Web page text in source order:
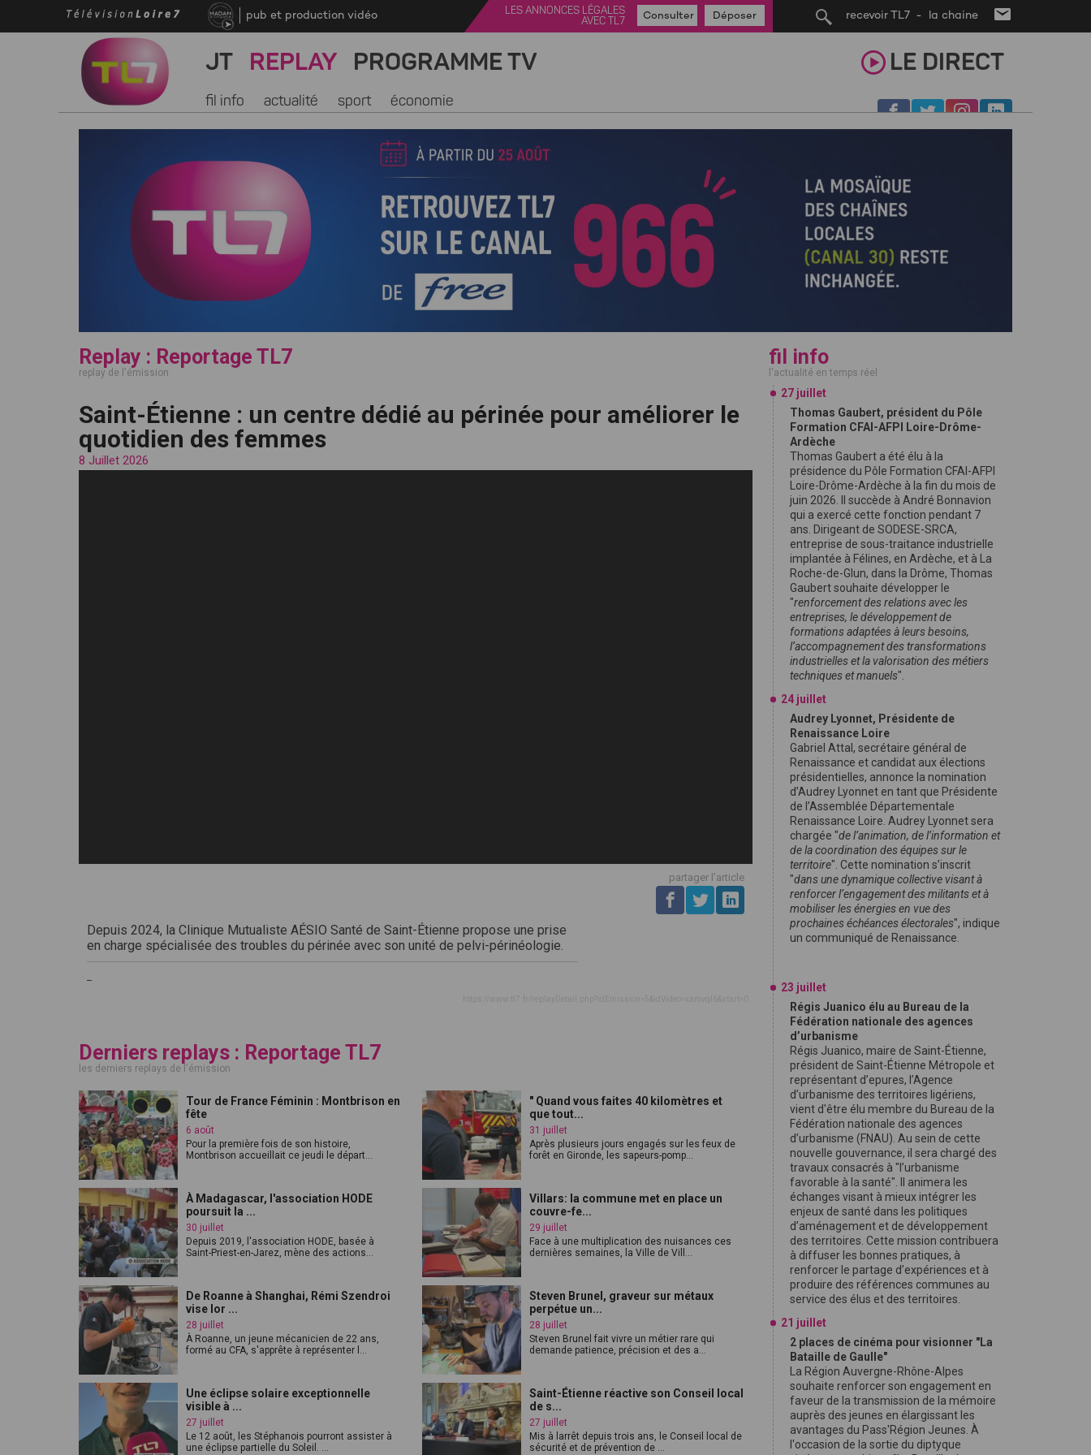
recevoir TL7 - la chaine
pub et production vidéo
LES ANNONCES LÉGALES
AVEC TL7
Consulter Déposer
JT REPLAY PROGRAMME TV LE DIRECT
fil info actualité sport économie
Replay : Reportage TL7
replay de l'émission
Saint-Étienne : un centre dédié au périnée pour améliorer le
quotidien des femmes
8 Juillet 2026
partager l'article
Depuis 2024, la Clinique Mutualiste AÉSIO Santé de Saint-Étienne propose une prise
en charge spécialisée des troubles du périnée avec son unité de pelvi-périnéologie.
Derniers replays : Reportage TL7
les derniers replays de l'émission
Tour de France Féminin : Montbrison en
fête
6 août
Pour la première fois de son histoire,
Montbrison accueillait ce jeudi le départ...
" Quand vous faites 40 kilomètres et
que tout...
31 juillet
Après plusieurs jours engagés sur les feux de
forêt en Gironde, les sapeurs-pomp...
À Madagascar, l'association HODE
poursuit la ...
30 juillet
Depuis 2019, l'association HODE, basée à
Saint-Priest-en-Jarez, mène des actions...
Villars: la commune met en place un
couvre-fe...
29 juillet
Face à une multiplication des nuisances ces
dernières semaines, la Ville de Vill...
De Roanne à Shanghai, Rémi Szendroi
vise lor ...
28 juillet
À Roanne, un jeune mécanicien de 22 ans,
formé au CFA, s'apprête à représenter l...
Steven Brunel, graveur sur métaux
perpétue un...
28 juillet
Steven Brunel fait vivre un métier rare qui
demande patience, précision et des a...
Une éclipse solaire exceptionnelle
visible à ...
27 juillet
Le 12 août, les Stéphanois pourront assister à
une éclipse partielle du Soleil. ...
Saint-Étienne réactive son Conseil local
de s...
27 juillet
Mis à larrêt depuis trois ans, le Conseil local de
sécurité et de prévention de ...
fil info
l'actualité en temps réel
27 juillet
Thomas Gaubert, président du Pôle
Formation CFAI-AFPI Loire-Drôme-
Ardèche
Thomas Gaubert a été élu à la
présidence du Pôle Formation CFAI-AFPI
Loire-Drôme-Ardèche à la fin du mois de
juin 2026. Il succède à André Bonnavion
qui a exercé cette fonction pendant 7
ans. Dirigeant de SODESE-SRCA,
entreprise de sous-traitance industrielle
implantée à Félines, en Ardèche, et à La
Roche-de-Glun, dans la Drôme, Thomas
Gaubert souhaite développer le
"renforcement des relations avec les
entreprises, le développement de
formations adaptées à leurs besoins,
l’accompagnement des transformations
industrielles et la valorisation des métiers
techniques et manuels".
24 juillet
Audrey Lyonnet, Présidente de
Renaissance Loire
Gabriel Attal, secrétaire général de
Renaissance et candidat aux élections
présidentielles, annonce la nomination
d’Audrey Lyonnet en tant que Présidente
de l’Assemblée Départementale
Renaissance Loire. Audrey Lyonnet sera
chargée "de l’animation, de l’information et
de la coordination des équipes sur le
territoire". Cette nomination s’inscrit
"dans une dynamique collective visant à
renforcer l’engagement des militants et à
mobiliser les énergies en vue des
prochaines échéances électorales", indique
un communiqué de Renaissance.
23 juillet
Régis Juanico élu au Bureau de la
Fédération nationale des agences
d’urbanisme
Régis Juanico, maire de Saint-Étienne,
président de Saint-Étienne Métropole et
représentant d’epures, l’Agence
d’urbanisme des territoires ligériens,
vient d'être élu membre du Bureau de la
Fédération nationale des agences
d’urbanisme (FNAU). Au sein de cette
nouvelle gouvernance, il sera chargé des
travaux consacrés à "l’urbanisme
favorable à la santé". Il animera les
échanges visant à mieux intégrer les
enjeux de santé dans les politiques
d’aménagement et de développement
des territoires. Cette mission contribuera
à diffuser les bonnes pratiques, à
renforcer le partage d’expériences et à
produire des références communes au
service des élus et des territoires.
21 juillet
2 places de cinéma pour visionner "La
Bataille de Gaulle"
La Région Auvergne-Rhône-Alpes
souhaite renforcer son engagement en
faveur de la transmission de la mémoire
auprès des jeunes en élargissant les
avantages du Pass'Région Jeunes. À
l'occasion de la sortie du diptyque